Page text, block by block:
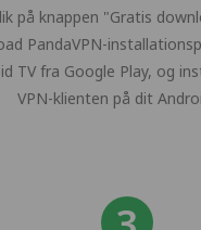
på knappen "Gratis
PandaVPN-
TV fra Google Play, og
VPN-klienten på dit